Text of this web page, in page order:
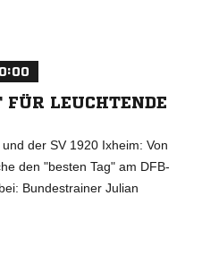
FÜR LEUCHTENDE
der SV 1920 Ixheim: Von
den "besten Tag" am DFB-
Bundestrainer Julian